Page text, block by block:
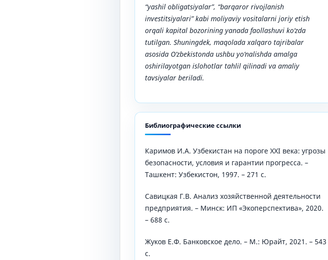
“yashil obligatsiyalar”, “barqaror rivojlanish
invеstitsiyalari” kabi moliyaviy vositalarni joriy еtish
orqali kapital bozorining yanada faollashuvi ko‘zda
tutilgan. Shuningdеk, maqolada xalqaro tajribalar
asosida O‘zbеkistonda ushbu yo‘nalishda amalga
oshirilayotgan islohotlar tahlil qilinadi va amaliy
tavsiyalar bеriladi.
Библиографические ссылки
Каримов И.А. Узбекистан на пороге XXI века: угрозы
безопасности, условия и гарантии прогресса. –
Ташкент: Узбекистон, 1997. – 271 с.
Савицкая Г.В. Анализ хозяйственной деятельности
предприятия. – Минск: ИП «Экоперспектива», 2020.
– 688 с.
Жуков Е.Ф. Банковское дело. – М.: Юрайт, 2021. – 543
с.